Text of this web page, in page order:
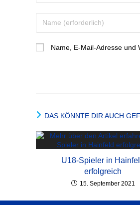
Name, E-Mail-Adresse und
DAS KÖNNTE DIR AUCH
U18-Spieler in
erfolgreich
15. September 2021